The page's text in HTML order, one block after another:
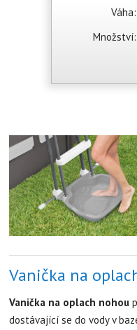
Váha:
Množství:
Vanička na
Vanička na oplach nohou
dostávající se do vody v